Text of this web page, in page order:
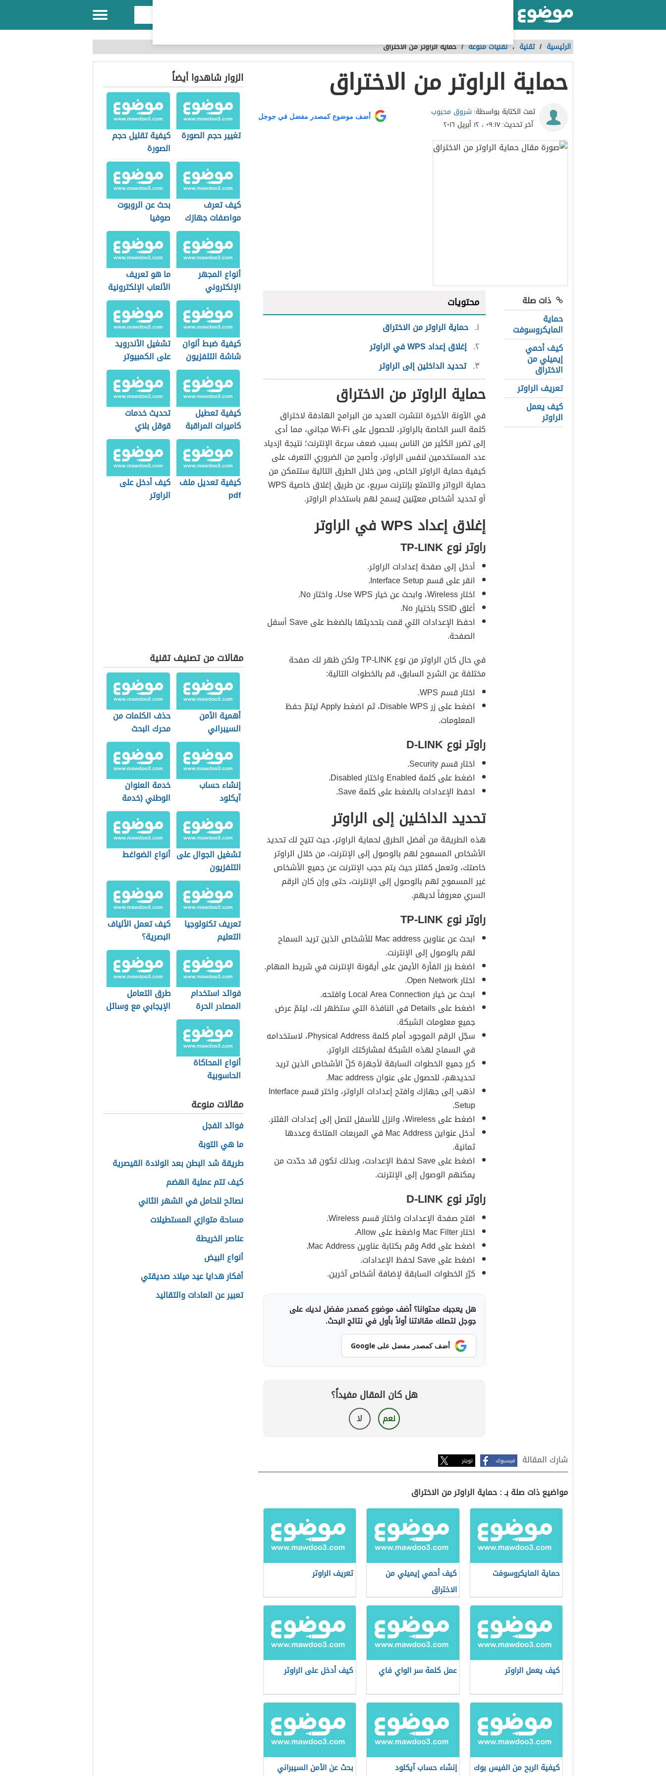
الرئيسية / تقنية ،تقنيات منوعة /حماية الراوتر من الاختراق
حماية الراوتر من الاختراق
تمت الكتابة بواسطة:شروق محبوب
آخر تحديث:٠٩:١٧ ، ١٢ أبريل ٢٠١٦
أضف موضوع كمصدر مفضل في جوجل
ذات صلة
حماية
المايكروسوفت
كيف أحمي
إيميلي من
الاختراق
تعريف الراوتر
كيف يعمل
الراوتر
محتويات
١ حماية الراوتر من الاختراق
٢ إغلاق إعداد WPS في الراوتر
٣ تحديد الداخلين إلى الراوتر
حماية الراوتر من الاختراق
في الآونة الأخيرة انتشرت العديد من البرامج الهادفة لاختراق
كلمة السر الخاصة بالراوتر، للحصول على Wi-Fi مجاني، مما أدى
إلى تضرر الكثير من الناس بسبب ضعف سرعة الإنترنت؛ نتيجة ازدياد
عدد المستخدمين لنفس الراوتر، وأصبح من الضروري التعرف على
كيفية حماية الراوتر الخاص، ومن خلال الطرق التالية ستتمكن من
حماية الرواتر والتمتع بإنترنت سريع، عن طريق إغلاق خاصية WPS
أو تحديد أشخاص معيّنين يُسمح لهم باستخدام الراوتر.
إغلاق إعداد WPS في الراوتر
راوتر نوع TP-LINK
أدخل إلى صفحة إعدادات الراوتر.
انقر على قسم Interface Setup.
اختار Wireless، وابحث عن خيار Use WPS، واختار No.
أغلق SSID باختيار No.
احفظ الإعدادات التي قمت بتحديثها بالضغط على Save أسفل
الصفحة.
في حال كان الراوتر من نوع TP-LINK ولكن ظهر لك صفحة
مختلفة عن الشرح السابق، قم بالخطوات التالية:
اختار قسم WPS.
اضغط على زر Disable WPS، ثم اضغط Apply ليتمّ حفظ
المعلومات.
راوتر نوع D-LINK
اختار قسم Security.
اضغط على كلمة Enabled واختار Disabled.
احفظ الإعدادات بالضغط على كلمة Save.
تحديد الداخلين إلى الراوتر
هذه الطريقة من أفضل الطرق لحماية الراوتر، حيث تتيح لك تحديد
الأشخاص المسموح لهم بالوصول إلى الإنترنت، من خلال الراوتر
خاصتك، وتعمل كفلتر حيث يتم حجب الإنترنت عن جميع الأشخاص
غير المسموح لهم بالوصول إلى الإنترنت، حتى وإن كان الرقم
السري معروفاً لديهم.
راوتر نوع TP-LINK
ابحث عن عناوين Mac address للأشخاص الذين تريد السماح
لهم بالوصول إلى الإنترنت.
اضغط بزر الفأرة الأيمن على أيقونة الإنترنت في شريط المهام.
اختار Open Network.
ابحث عن خيار Local Area Connection وافتحه.
اضغط على Details في النافذة التي ستظهر لك، ليتمّ عرض
جميع معلومات الشبكة.
سجّل الرقم الموجود أمام كلمة Physical Address، لاستخدامه
في السماح لهذه الشبكة لمشاركتك الراوتر.
كرر جميع الخطوات السابقة لأجهزة كلّ الأشخاص الذين تريد
تحديدهم، للحصول على عنوان Mac address.
اذهب إلى جهازك وافتح إعدادات الراوتر، واختر قسم Interface
Setup.
اضغط على Wireless، وانزل للأسفل لتصل إلى إعدادات الفلتر.
أدخل عنواين Mac Address في المربعات المتاحة وعددها
ثمانية.
اضغط على Save لحفظ الإعدادت، وبذلك تكون قد حدّدت من
يمكنهم الوصول إلى الإنترنت.
راوتر نوع D-LINK
افتح صفحة الإعدادات واختار قسم Wireless.
اختار Mac Filter واضغط على Allow.
اضغط على Add وقم بكتابة عناوين Mac Address.
اضغط على Save لحفظ الإعدادات.
كرّر الخطوات السابقة لإضافة أشخاص آخرين.
هل يعجبك محتوانا؟ أضف موضوع كمصدر مفضل لديك على
جوجل لتصلك مقالاتنا أولاً بأول في نتائج البحث.
أضف كمصدر مفضل على Google
هل كان المقال مفيداً؟
نعم لا
شارك المقالة فيسبوك تويتر
مواضيع ذات صلة بـ : حماية الراوتر من الاختراق
حماية المايكروسوفت
كيف أحمي إيميلي من
الاختراق
تعريف الراوتر
كيف يعمل الراوتر عمل كلمة سر الواي فاي كيف أدخل على الراوتر
كيفية الربح من الفيس بوك إنشاء حساب آيكلود بحث عن الأمن السيبراني
الزوار شاهدوا أيضاً
تغيير حجم الصورة
كيفية تقليل حجم
الصورة
كيف تعرف
مواصفات جهازك
بحث عن الروبوت
صوفيا
أنواع المجهر
الإلكتروني
ما هو تعريف
الألعاب الإلكترونية
كيفية ضبط ألوان
شاشة التلفزيون
تشغيل الأندرويد
على الكمبيوتر
كيفية تعطيل
كاميرات المراقبة
تحديث خدمات
قوقل بلاي
كيفية تعديل ملف
pdf
كيف أدخل على
الراوتر
مقالات من تصنيف تقنية
أهمية الأمن
السيبراني
حذف الكلمات من
محرك البحث
إنشاء حساب
آيكلود
خدمة العنوان
الوطني (خدمة
وطنية سعودية)
تشغيل الجوال على
التلفزيون
أنواع الضواغط
تعريف تكنولوجيا
التعليم
كيف تعمل الألياف
البصرية؟
فوائد استخدام
المصادر الحرة
طرق التعامل
الإيجابي مع وسائل
أنواع المحاكاة
الحاسوبية
مقالات منوعة
فوائد الفجل
ما هي التوبة
طريقة شد البطن بعد الولادة القيصرية
كيف تتم عملية الهضم
نصائح للحامل في الشهر الثاني
مساحة متوازي المستطيلات
عناصر الخريطة
أنواع البيض
أفكار هدايا عيد ميلاد صديقتي
تعبير عن العادات والتقاليد